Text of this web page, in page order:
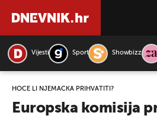
Vijesti Sport Showbizz
HOĆE LI NJEMAČKA PRIHVATITI?
Europska komisija
PRETRAŽITE VIJESTI